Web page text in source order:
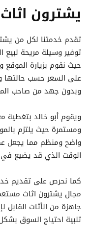
يشترون
تقدم خدمتنا لكل من
توفير وسيلة مريحة
حيث نقوم بزيارة
على السعر حسب حالتها
وبدون جهد من صاحب
ويقوم أبو خالد
ومستمرة حيث يلتزم
واضح ومنظم مما يجعل
الوقت الذي قد يضيع في
كما نحرص على تقديم
مجال يشترون اثاث
جاهزة من الأثاث
تلبية احتياج السوق